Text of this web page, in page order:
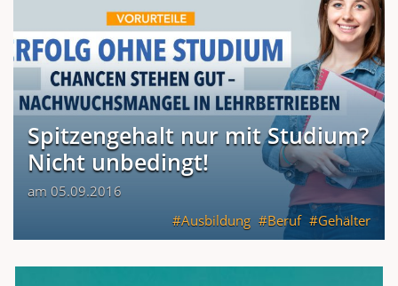
Spitzengehalt nur mit Studium?
Nicht unbedingt!
am 05.09.2016
Ausbildung
Beruf Gehälter